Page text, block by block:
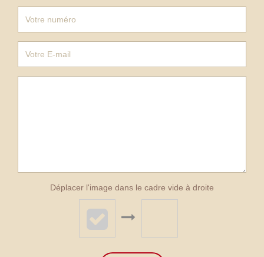
Déplacer l'image dans le cadre vide à droite